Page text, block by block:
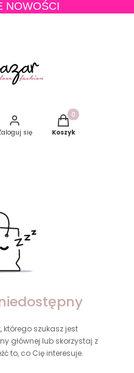
NOWOŚCI
się
Produkty w
Koszyk
którego szukasz jest
głównej lub skorzystaj z
to, co Cię interesuje.